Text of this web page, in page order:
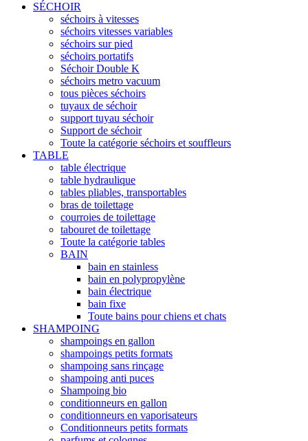
SÉCHOIR
séchoirs à vitesses
séchoirs vitesses variables
séchoirs sur pied
séchoirs portatifs
Séchoir Double K
séchoirs metro vacuum
tous pièces séchoirs
tuyaux de séchoir
support tuyau séchoir
Support de séchoir
Toute la catégorie séchoirs et souffleurs
TABLE
table électrique
table hydraulique
tables pliables, transportables
bras de toilettage
courroies de toilettage
tabouret de toilettage
Toute la catégorie tables
BAIN
bain en stainless
bain en polypropylène
bain électrique
bain fixe
Toute bains pour chiens et chats
SHAMPOING
shampoings en gallon
shampoings petits formats
shampoing sans rinçage
shampoing anti puces
Shampoing bio
conditionneurs en gallon
conditionneurs en vaporisateurs
Conditionneurs petits formats